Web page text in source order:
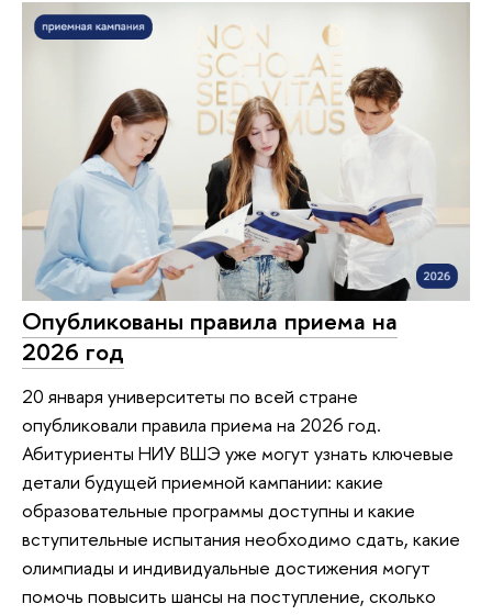
Опубликованы правила приема на
2026 год
20 января университеты по всей стране
опубликовали правила приема на 2026 год.
Абитуриенты НИУ ВШЭ уже могут узнать ключевые
детали будущей приемной кампании: какие
образовательные программы доступны и какие
вступительные испытания необходимо сдать, какие
олимпиады и индивидуальные достижения могут
помочь повысить шансы на поступление, сколько